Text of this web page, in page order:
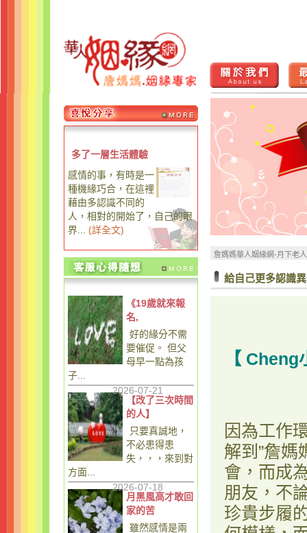
多了一層生活體驗
感情的事，有時是一
種機緣巧合，在這裡
藉由多認識不同的
人，相對的開始了，自己的眼
界...
(詳全文)
《19歲就來報
名,
好的緣分不需
要催促。 但父
母早一點為孩
子...
2026-07-21
【改了三次時間
的人】
只要真誠地，
不必患得患
失，，，來到對
方面...
2026-07-18
月黑風高才敢回
家的苦
雖然感情是兩
詹媽媽華人姻緣網-月下老
給自己更多認識
【 Cheng
因為工作
解到”詹媽
會，而成
朋友，不
珍貴步履